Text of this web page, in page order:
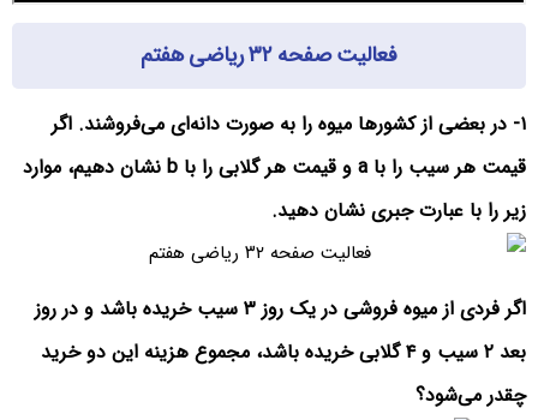
فعالیت صفحه ۳۲ ریاضی هفتم
۱- در بعضی از کشورها میوه را به صورت دانه‌ای می‌فروشند. اگر
قیمت هر سیب را با a و قیمت هر گلابی را با b نشان دهیم، موارد
زیر را با عبارت جبری نشان دهید.
اگر فردی از میوه فروشی در یک روز ۳ سیب خریده باشد و در روز
بعد ۲ سیب و ۴ گلابی خریده باشد، مجموع هزینه این دو خرید
چقدر می‌شود؟